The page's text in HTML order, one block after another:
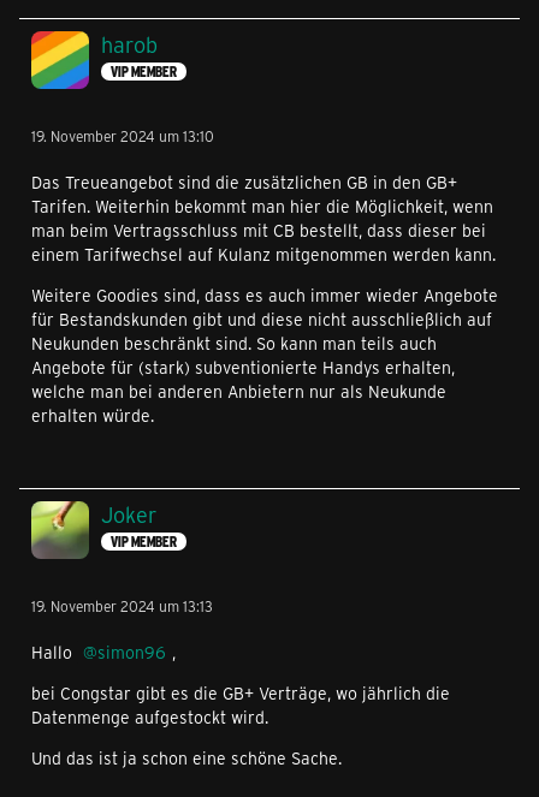
harob
VIP MEMBER
19. November 2024 um 13:10
Das Treueangebot sind die zusätzlichen GB in den GB+
Tarifen. Weiterhin bekommt man hier die Möglichkeit, wenn
man beim Vertragsschluss mit CB bestellt, dass dieser bei
einem Tarifwechsel auf Kulanz mitgenommen werden kann.
Weitere Goodies sind, dass es auch immer wieder Angebote
für Bestandskunden gibt und diese nicht ausschließlich auf
Neukunden beschränkt sind. So kann man teils auch
Angebote für (stark) subventionierte Handys erhalten,
welche man bei anderen Anbietern nur als Neukunde
erhalten würde.
Joker
VIP MEMBER
19. November 2024 um 13:13
Hallo simon96 ,
bei Congstar gibt es die GB+ Verträge, wo jährlich die
Datenmenge aufgestockt wird.
Und das ist ja schon eine schöne Sache.